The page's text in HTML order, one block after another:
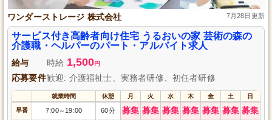
ワンダーストレージ 株式会社 7月28日更新
サービス付き高齢者向け住宅 うるおいの家 芸術の森の
介護職・ヘルパーのパート・アルバイト求人
給与 時給 1,500円
応募要件歓迎: 介護福祉士、実務者研修、初任者研修
就業時間 休憩 月 火 水 木 金 土 日
早番 7:00～ 19:00 60分 募集 募集 募集 募集 募集 募集 募集